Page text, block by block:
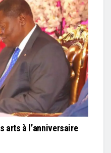
arts à l’anniversaire